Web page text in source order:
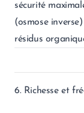
sécurité
(osmose
résidus
6. Richesse et